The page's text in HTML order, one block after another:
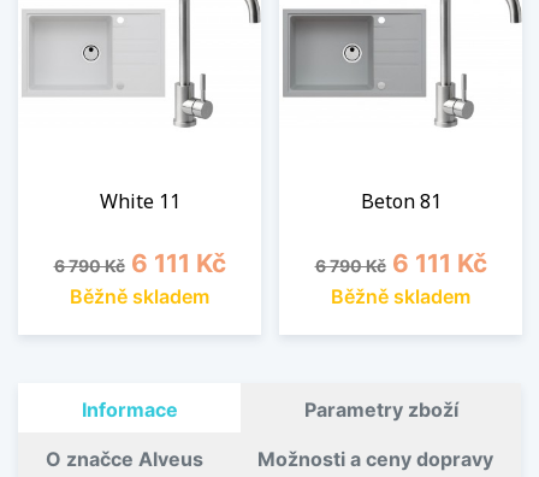
White 11
Běžná cena
6 790 Kč Cena
6 111 Kč
Běžně skladem
Beton 81
Běžná cena
6 790 Kč Cena
6 111 Kč
Běžně skladem
Informace Parametry zboží
O značce Alveus Možnosti a ceny dopravy